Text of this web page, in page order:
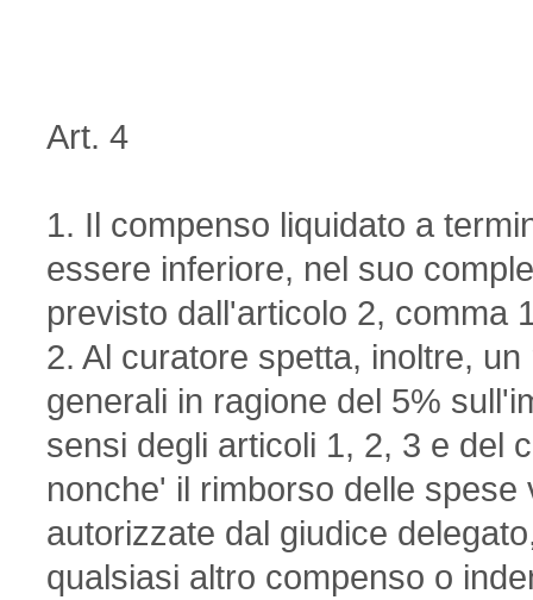
Art. 4
1. Il compenso liquidato a
essere inferiore, nel suo
previsto dall'articolo 2, comma
2. Al curatore spetta, inoltre,
generali in ragione del 5%
sensi degli articoli 1, 2, 3 e del
nonche' il rimborso delle
autorizzate dal giudice
qualsiasi altro compenso o